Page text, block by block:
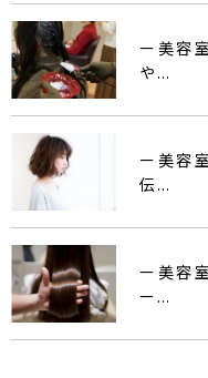
ー美容
や...
ー美容
伝...
ー美容
ー...